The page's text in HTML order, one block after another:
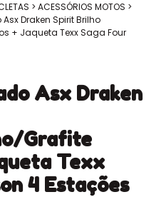
> ACESSÓRIOS MOTOS >
Draken Spirit Brilho
+ Jaqueta Texx Saga Four
Asx Draken
Grafite
Texx
4 Estações